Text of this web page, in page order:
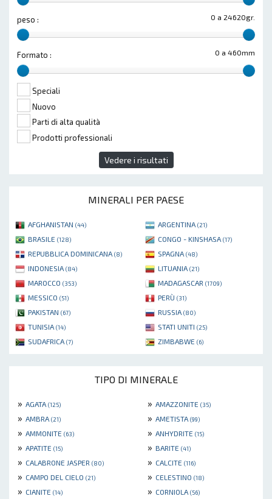
0 a 24620gr.
peso :
0 a 460mm
Formato :
Speciali
Nuovo
Parti di alta qualità
Prodotti professionali
Vedere i risultati
MINERALI PER PAESE
AFGHANISTAN (44) ARGENTINA (21)
BRASILE (128) CONGO - KINSHASA (17)
REPUBBLICA DOMINICANA (8) SPAGNA (48)
INDONESIA (84) LITUANIA (21)
MAROCCO (353) MADAGASCAR (1709)
MESSICO (51) PERÙ (31)
PAKISTAN (67) RUSSIA (80)
TUNISIA (14) STATI UNITI (25)
SUDAFRICA (7) ZIMBABWE (6)
TIPO DI MINERALE
» AGATA (125) » AMAZZONITE (35)
» AMBRA (21) » AMETISTA (99)
» AMMONITE (63) » ANHYDRITE (15)
» APATITE (15) » BARITE (41)
» CALABRONE JASPER (80) » CALCITE (116)
» CAMPO DEL CIELO (21) » CELESTINO (18)
» CIANITE (14) » CORNIOLA (56)